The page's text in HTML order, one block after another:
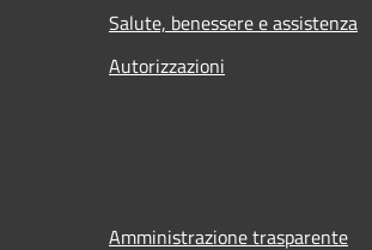
Salute, benessere e assistenza
Autorizzazioni
Amministrazione trasparente